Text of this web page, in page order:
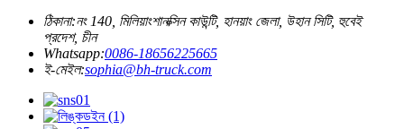
ঠিকানা:নং 140, মিলিয়াংশানক্সিন কাউন্টি, হানয়াং জেলা, উহান সিটি, হুবেই
প্রদেশ, চীন
Whatsapp:0086-18656225665
ই-মেইল:sophia@bh-truck.com